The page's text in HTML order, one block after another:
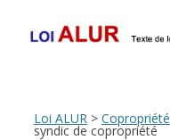
Loi ALUR
Loi ALUR > Copropriété
syndic de copropriété